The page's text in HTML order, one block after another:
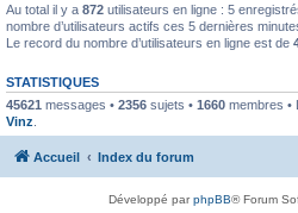
Au total il y a 872 utilisateurs en ligne : 5
nombre d’utilisateurs actifs ces 5 dernières
Le record du nombre d’utilisateurs en ligne est de
STATISTIQUES
45621 messages • 2356 sujets • 1660 membres •
Vinz
Accueil Index du forum
Développé parphpBB® Forum